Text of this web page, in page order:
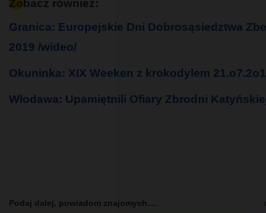
Zobacz również:
Granica: Europejskie Dni Dobrosąsiedztwa
2019 /wideo/
Okuninka: XIX Weeken z krokodylem
Włodawa: Upamiętnili Ofiary Zbrodni
Podaj dalej, powiadom znajomych....